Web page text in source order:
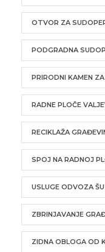
OTVOR ZA
PODGRADNA
PRIRODNI KAMEN
RADNE PLOČE
RECIKLAŽA
SPOJ NA RADNOJ
USLUGE ODVOZA
ZBRINJAVANJE
ZIDNA OBLOGA OD